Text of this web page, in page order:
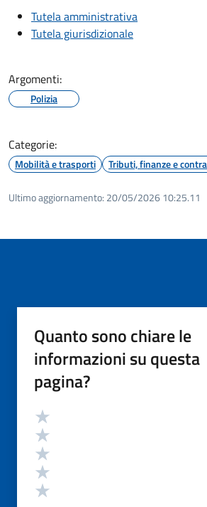
Tutela amministrativa
Tutela giurisdizionale
Argomenti:
Polizia
Categorie:
Mobilità e trasporti Tributi, finanze e
Ultimo aggiornamento: 20/05/2026 10:25.11
Quanto sono chiare le
informazioni su questa
pagina?
Valutazione